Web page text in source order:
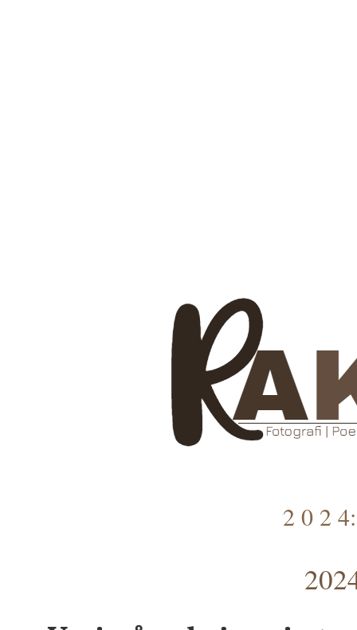
2 0 2